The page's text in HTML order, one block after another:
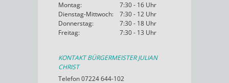
Montag:
7:30 - 16 Uhr
Dienstag-Mittwoch:
7:30 - 12 Uhr
Donnerstag:
7:30 - 18 Uhr
Freitag:
7:30 - 13 Uhr
KONTAKT BÜRGERMEISTER JULIAN
CHRIST
Telefon 07224 644-102